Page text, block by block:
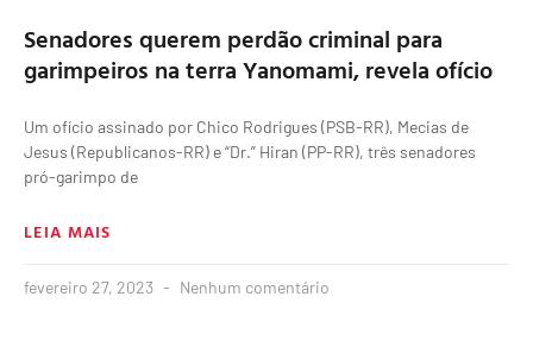
Senadores querem perdão criminal para
garimpeiros na terra Yanomami, revela ofício
Um ofício assinado por Chico Rodrigues (PSB-RR), Mecias de
Jesus (Republicanos-RR) e “Dr.” Hiran (PP-RR), três senadores
pró-garimpo de
LEIA MAIS
fevereiro 27, 2023 Nenhum comentário